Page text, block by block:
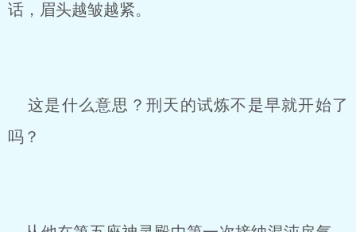
话，眉头越皱越紧。
这是什么意思？刑天的试炼不是早就开始了
吗？